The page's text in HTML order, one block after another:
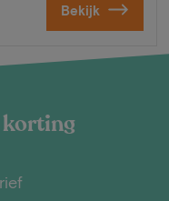
Bekijk
korting